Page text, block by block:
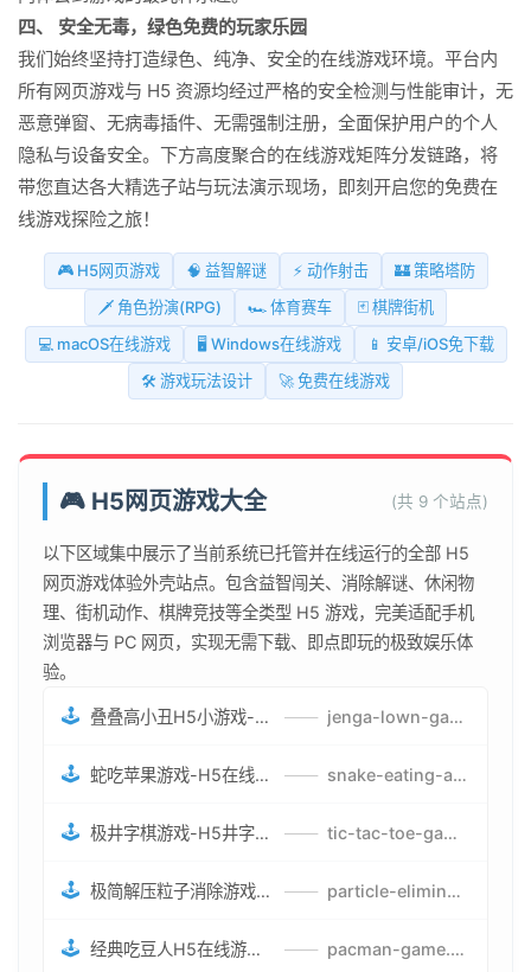
四、 安全无毒，绿色免费的玩家乐园
我们始终坚持打造绿色、纯净、安全的在线游戏环境。平台内
所有网页游戏与 H5 资源均经过严格的安全检测与性能审计，无
恶意弹窗、无病毒插件、无需强制注册，全面保护用户的个人
隐私与设备安全。下方高度聚合的在线游戏矩阵分发链路，将
带您直达各大精选子站与玩法演示现场，即刻开启您的免费在
线游戏探险之旅！
🎮 H5网页游戏 🧠 益智解谜 ⚡ 动作射击
🏰 策略塔防
🗡️ 角色扮演(RPG)
🏎️ 体育赛车
🃏 棋牌街机
💻 macOS在线游戏
🖥️ Windows在线游戏
📱 安卓/iOS免下载
🛠️ 游戏玩法设计
🚀 免费在线游戏
🎮 H5网页游戏大全 (共 9 个站点)
以下区域集中展示了当前系统已托管并在线运行的全部 H5
网页游戏体验外壳站点。包含益智闯关、消除解谜、休闲物
理、街机动作、棋牌竞技等全类型 H5 游戏，完美适配手机
浏览器与 PC 网页，实现无需下载、即点即玩的极致娱乐体
验。
🕹️ 叠叠高小丑H5小游戏-刺激游戏叠叠高小丑竞技赛-网页在线叠叠高小丑闯关游戏 —— jenga-lown-game.smartwatchmanufacturer.cn
🕹️ 蛇吃苹果游戏-H5在线蛇吃苹果网页游戏-有趣休闲游戏 —— snake-eating-apple-game.smartwatchmanufacturer.cn
🕹️ 极井字棋游戏-H5井字棋免费游戏-在线闯关变身超人打怪兽井字棋游戏 —— tic-tac-toe-game.smartwatchmanufacturer.cn
🕹️ 极简解压粒子消除游戏-免费H5粒子消除在线游戏 —— particle-elimination-game.smartwatchmanufacturer.cn
🕹️ 经典吃豆人H5在线游戏-5关挑战BOSS机枪决战版吃豆人怪兽游戏 —— pacman-game.smartwatchmanufacturer.cn